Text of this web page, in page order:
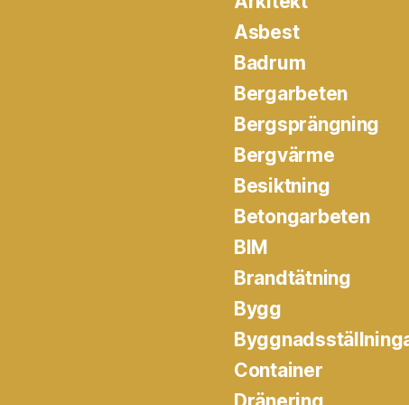
Asbest
Badrum
Bergarbeten
Bergsprängning
Bergvärme
Besiktning
Betongarbeten
BIM
Brandtätning
Bygg
Container